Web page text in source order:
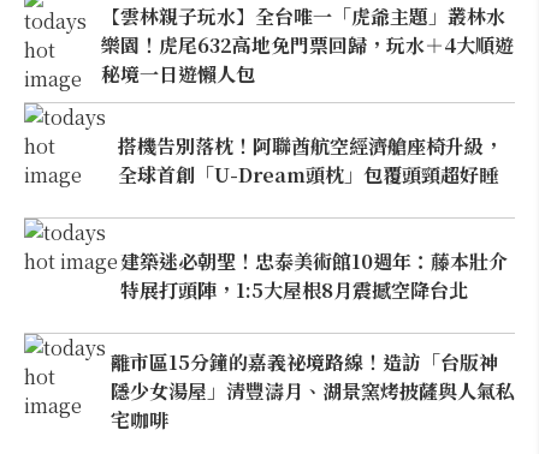
【雲林親子玩水】全台唯一「虎爺主題」叢林水
樂園！虎尾632高地免門票回歸，玩水＋4大順遊
秘境一日遊懶人包
搭機告別落枕！阿聯酋航空經濟艙座椅升級，
全球首創「U-Dream頭枕」包覆頭頸超好睡
建築迷必朝聖！忠泰美術館10週年：藤本壯介
特展打頭陣，1:5大屋根8月震撼空降台北
離市區15分鐘的嘉義祕境路線！造訪「台版神
隱少女湯屋」清豐濤月、湖景窯烤披薩與人氣私
宅咖啡